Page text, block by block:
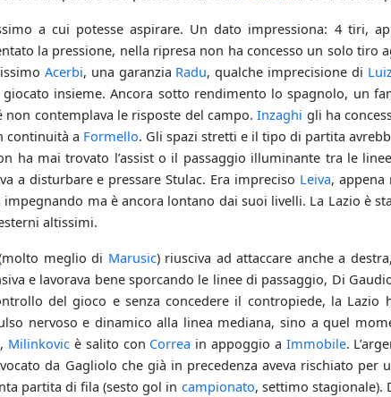
a cui potesse aspirare. Un dato impressiona: 4 tiri,
la pressione, nella ripresa non ha concesso un solo tiro
Acerbi, una garanzia Radu, qualche imprecisione di
insieme. Ancora sotto rendimento lo spagnolo, un
non contemplava le risposte del campo.Inzaghi gli ha
continuità a Formello. Gli spazi stretti e il tipo di partita
ha mai trovato l’assist o il passaggio illuminante tra le
a disturbare e pressare Stulac. Era impreciso Leiva, appena
ma è ancora lontano dai suoi livelli. La Lazio è
altissimi.
meglio di Marusic) riusciva ad attaccare anche a
e lavorava bene sporcando le linee di passaggio, Di
del gioco e senza concedere il contropiede, la
nervoso e dinamico alla linea mediana, sino a quel
Milinkovic è salito con Correa in appoggio a Immobile.
da Gagliolo che già in precedenza aveva rischiato
partita di fila (sesto gol in campionato, settimo stagionale).